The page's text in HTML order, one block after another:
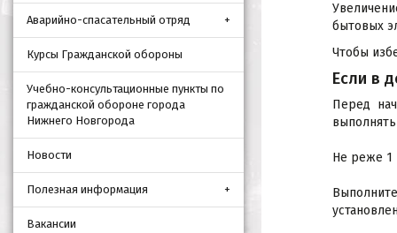
Аварийно-спасательный отряд
Курсы Гражданской обороны
Учебно-консультационные пункты по
гражданской обороне города
Нижнего Новгорода
Новости
Полезная информация
Вакансии
бытовых
Чтобы
Если в
Перед
Не реже 1